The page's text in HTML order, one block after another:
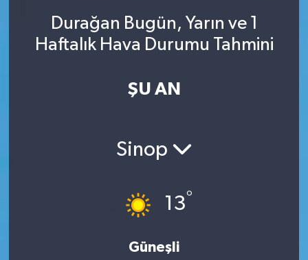
Durağan Bugün, Yarın ve 1
Haftalık Hava Durumu Tahmini
ŞU AN
Sinop
13°
Güneşli
SINAVLAR
AKADEMİK/BİLİM